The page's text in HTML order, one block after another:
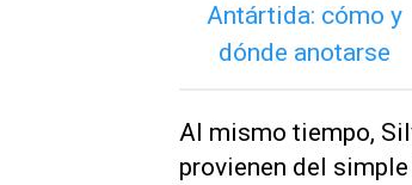
Al mismo tiempo,
provienen del